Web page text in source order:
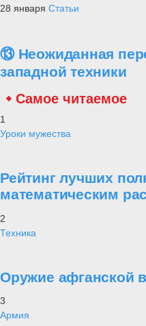
28 января Статьи
⑬ Неожиданная
западной техники
Самое читаемое
1
Уроки мужества
Рейтинг лучших
математическим
2
Техника
Оружие афганской
3
Армия